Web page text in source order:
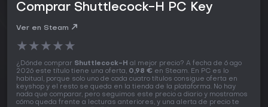
Comprar Shuttlecock-H PC Key
Ver en Steam
★★★★★
¿Dónde comprar Shuttlecock-H al mejor precio? A fecha de 6 ago
2026 este título tiene una oferta, 0,98 € en Steam. En PC es lo
habitual, porque solo uno de cada cuatro títulos consigue oferta en
keyshop y el resto se queda en la tienda de la plataforma. No hay
nada que comparar, pero seguimos este precio a diario y mostramos
cómo queda frente a lecturas anteriores, y una alerta de precio te